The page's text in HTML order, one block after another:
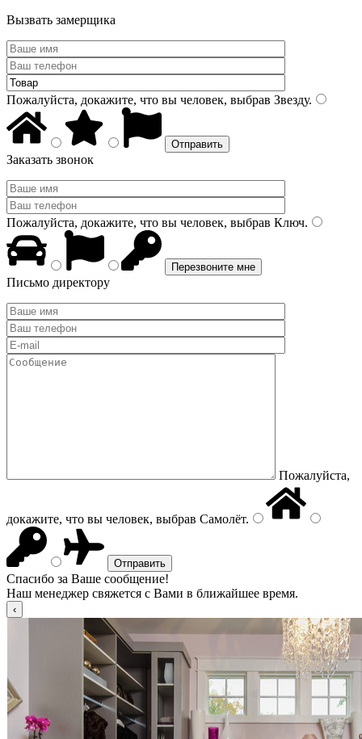
Вызвать замерщика
Пожалуйста, докажите, что вы человек, выбрав Звезду.
Заказать звонок
Пожалуйста, докажите, что вы человек, выбрав Ключ.
Письмо директору
Пожалуйста,
докажите, что вы человек, выбрав Самолёт.
Спасибо за Ваше сообщение!
Наш менеджер свяжется с Вами в ближайшее время.